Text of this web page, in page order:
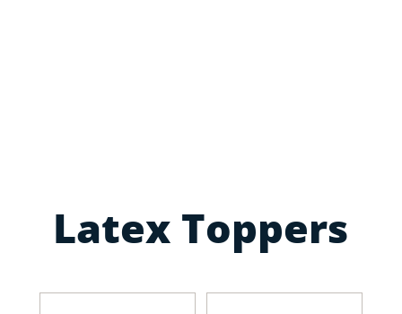
Latex Toppers